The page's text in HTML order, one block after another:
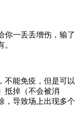
你一丢丢增伤，输了
不能免疫，但是可以
抵掉（不会被消
，导致场上出现多个